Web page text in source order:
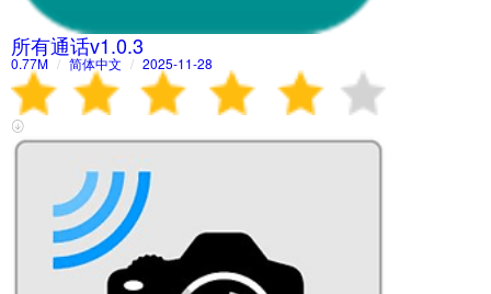
所有通话v1.0.3
0.77M / 简体中文 / 2025-11-28